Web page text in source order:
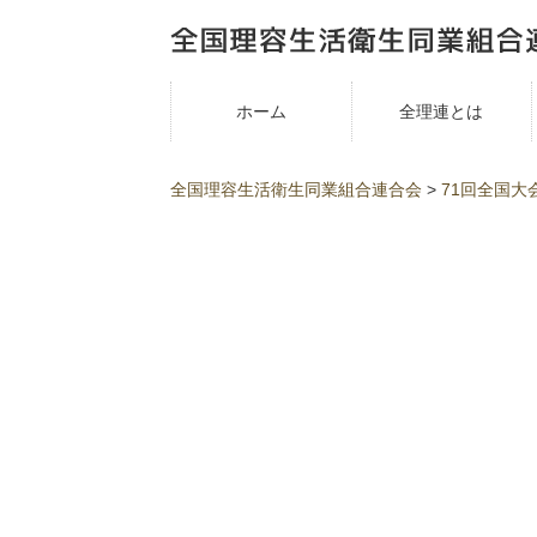
ホーム 全理連とは
全国理容生活衛生同業組合連合会 > 71回全国大